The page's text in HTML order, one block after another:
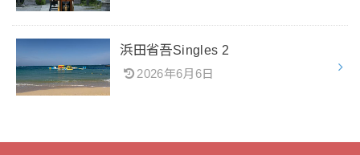
浜田省吾Singles 2
2026年6月6日